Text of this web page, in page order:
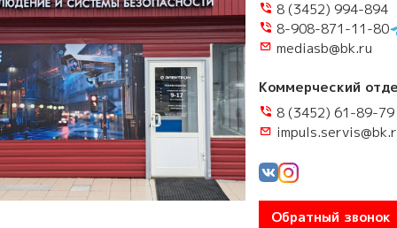
и
и турникеты
усилители
и элементы
напряжения
бесперебойного
microSD
FTP
8 (3452) 994-894
8-908-871-11-80
mediasb@bk.ru
Коммерческий
8 (3452) 61-89-79
Обратный звонок